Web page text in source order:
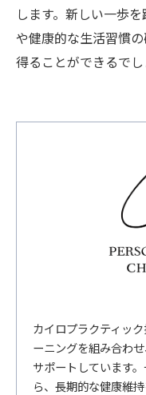
します。新しい一歩
や健康的な生活習慣
得ることができるでし
カイロプラクティッ
ーニングを組み合わ
サポートしています
ら、長期的な健康維持